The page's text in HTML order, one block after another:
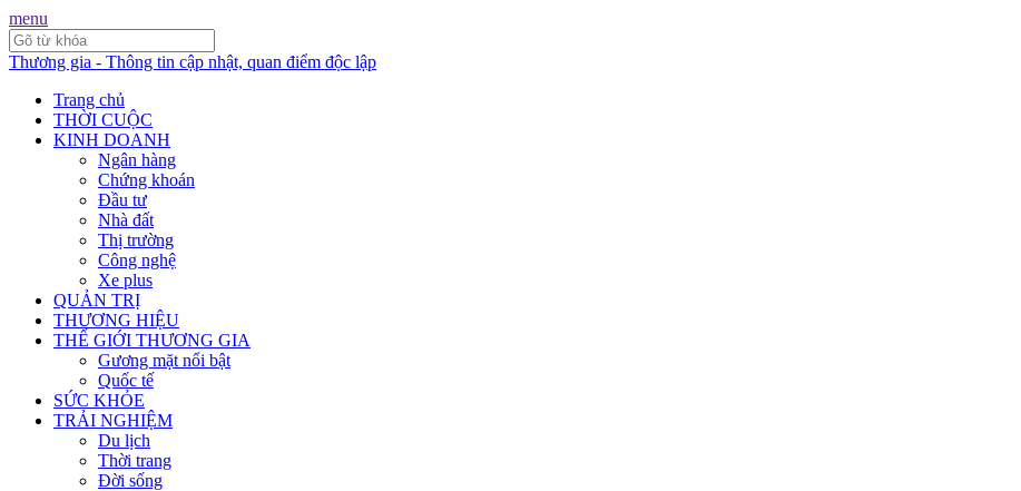
menu
Thương gia - Thông tin cập nhật, quan điểm độc lập
Trang chủ
THỜI CUỘC
KINH DOANH
Ngân hàng
Chứng khoán
Đầu tư
Nhà đất
Thị trường
Công nghệ
Xe plus
QUẢN TRỊ
THƯƠNG HIỆU
THẾ GIỚI THƯƠNG GIA
Gương mặt nổi bật
Quốc tế
SỨC KHỎE
TRẢI NGHIỆM
Du lịch
Thời trang
Đời sống